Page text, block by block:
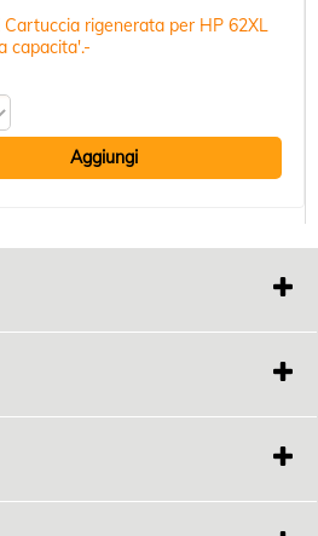
Cartuccia rigenerata per HP 62XL
capacita'.-